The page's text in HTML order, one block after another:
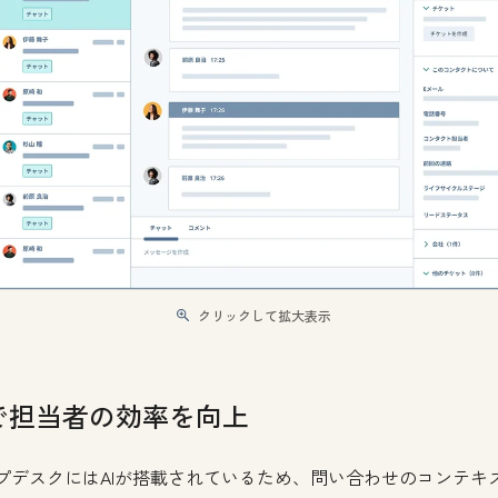
クリックして拡大表示
担当者の効率を向上
デスクにはAIが搭載されているため、問い合わせのコンテキ